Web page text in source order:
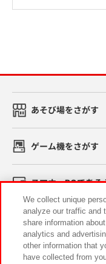
あそび場をさがす
ゲーム機をさがす
スマホ・PCであそ
イベント・キャンペ
We collect unique
analyze our traffic and
share information
analytics and
other information that
have collected from